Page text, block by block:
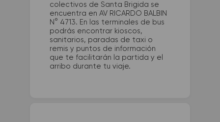
colectivos de Santa Brigida se
encuentra en AV RICARDO BALBIN
N° 4713. En las terminales de bus
podrás encontrar kioscos,
sanitarios, paradas de taxi o
remis y puntos de información
que te facilitarán la partida y el
arribo durante tu viaje.